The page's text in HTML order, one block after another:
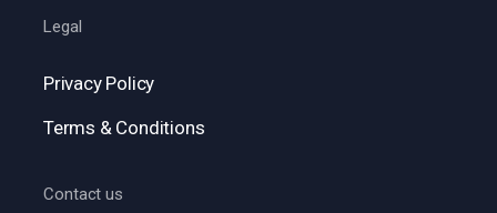
Legal
Privacy Policy
Terms & Conditions
Contact us